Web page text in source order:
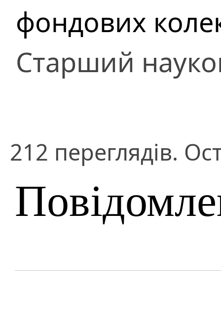
фондових
Старший
212 переглядів.